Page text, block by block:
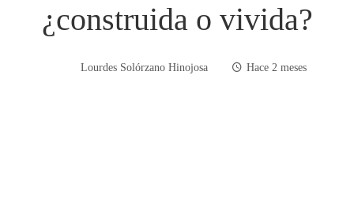
¿construida o vivida?
Lourdes Solórzano Hinojosa Hace 2 meses